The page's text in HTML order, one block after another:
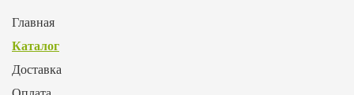
Главная
Каталог
Доставка